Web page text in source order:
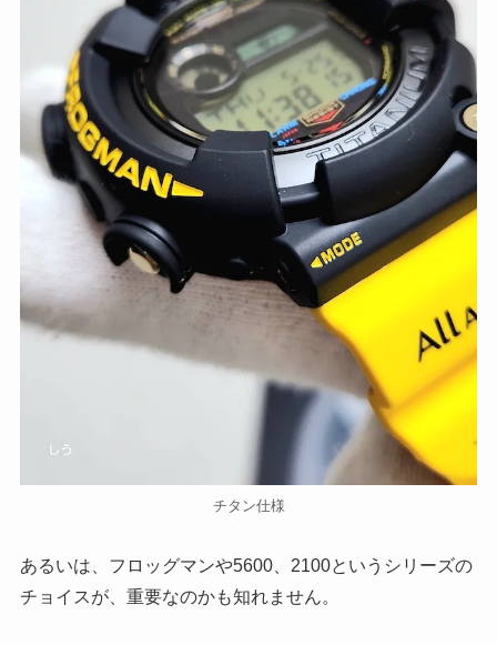
チタン仕様
あるいは、フロッグマンや5600、2100というシリーズの
チョイスが、重要なのかも知れません。